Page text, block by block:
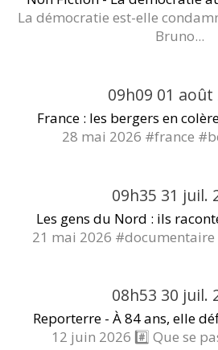
La démocratie est-elle
Bruno...
09h09 01 août
France : les bergers en
28 mai 2026 #france
09h35 31 juil.
Les gens du Nord : ils
21 mai 2026
08h53 30 juil.
Reporterre - À 84 ans, elle
12 juin 2026 #️⃣ Que se